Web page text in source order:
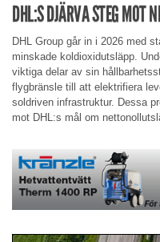
DHL:S DJÄRVA STEG MOT
DHL Group går in i 2026 med
minskade koldioxidutsläpp.
viktiga delar av sin
flygbränsle till att elektrifiera
soldriven infrastruktur. Dessa
mot DHL:s mål om